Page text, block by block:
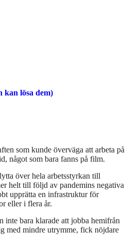
kan lösa dem)
något som bara fanns på film.
över hela arbetsstyrkan till
helt till följd av pandemins negativa
upprätta en infrastruktur för
eller i flera år.
inte bara klarade att jobba hemifrån
med mindre utrymme, fick nöjdare